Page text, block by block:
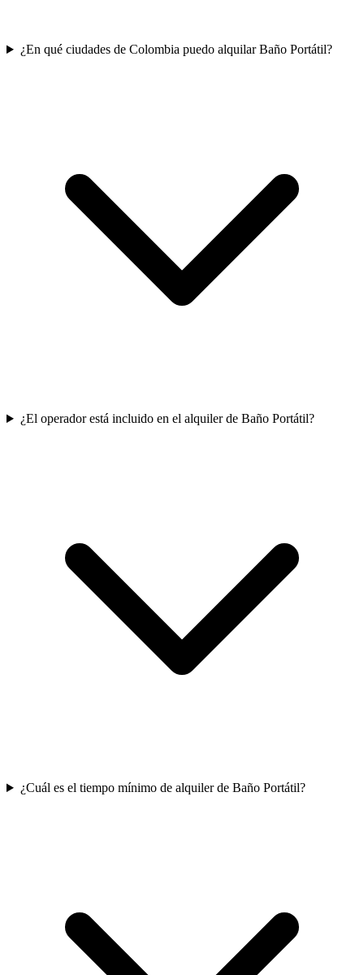
¿En qué ciudades de Colombia puedo alquilar Baño Portátil?
¿El operador está incluido en el alquiler de Baño Portátil?
¿Cuál es el tiempo mínimo de alquiler de Baño Portátil?